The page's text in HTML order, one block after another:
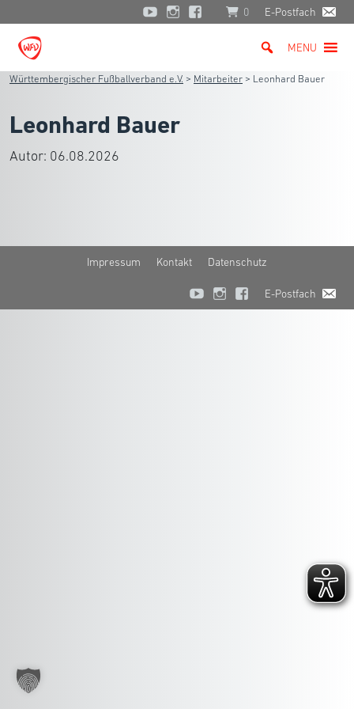
0 E-Postfach
MENU
Württembergischer Fußballverband e.V. > Mitarbeiter > Leonhard Bauer
Leonhard Bauer
Autor: 06.08.2026
Impressum Kontakt Datenschutz
E-Postfach